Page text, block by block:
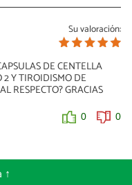
Su valoración:
DE CENTELLA
2 Y TIROIDISMO DE
RESPECTO? GRACIAS
0 0
↑